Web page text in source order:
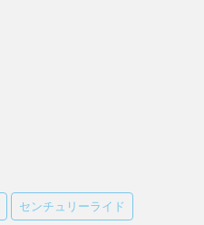
センチュリーライド